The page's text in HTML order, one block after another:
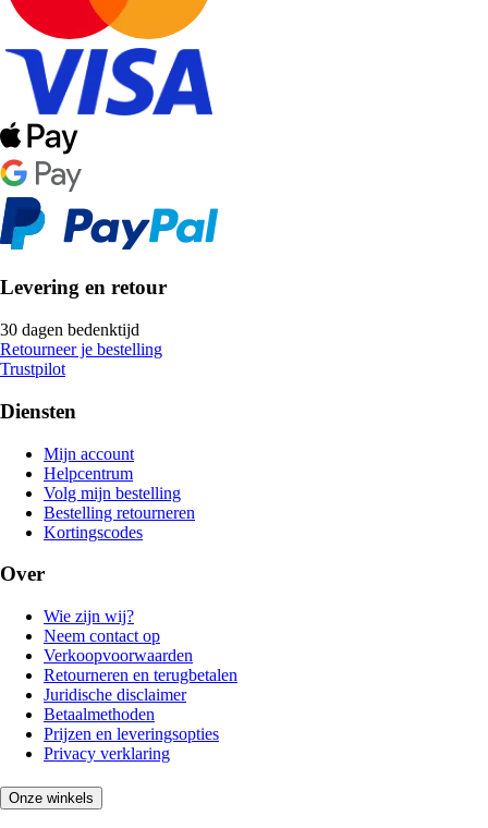
Levering en retour
30 dagen bedenktijd
Retourneer je bestelling
Trustpilot
Diensten
Mijn account
Helpcentrum
Volg mijn bestelling
Bestelling retourneren
Kortingscodes
Over
Wie zijn wij?
Neem contact op
Verkoopvoorwaarden
Retourneren en terugbetalen
Juridische disclaimer
Betaalmethoden
Prijzen en leveringsopties
Privacy verklaring
Onze winkels